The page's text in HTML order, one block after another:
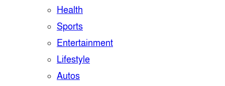
Health
Sports
Entertainment
Lifestyle
Autos